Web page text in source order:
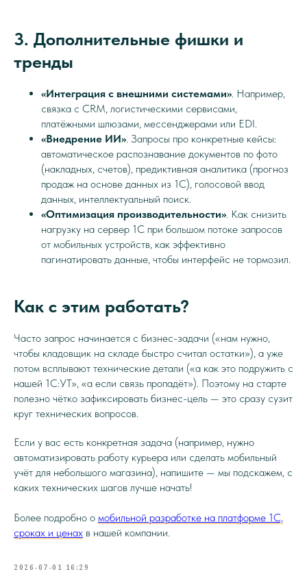
3. Дополнительные фишки и
тренды
«Интеграция с внешними системами». Например,
связка с CRM, логистическими сервисами,
платёжными шлюзами, мессенджерами или EDI.
«Внедрение ИИ». Запросы про конкретные кейсы:
автоматическое распознавание документов по фото
(накладных, счетов), предиктивная аналитика (прогноз
продаж на основе данных из 1С), голосовой ввод
данных, интеллектуальный поиск.
«Оптимизация производительности». Как снизить
нагрузку на сервер 1С при большом потоке запросов
от мобильных устройств, как эффективно
пагинатировать данные, чтобы интерфейс не тормозил.
Как с этим работать?
Часто запрос начинается с бизнес-задачи («нам нужно,
чтобы кладовщик на складе быстро считал остатки»), а уже
потом всплывают технические детали («а как это подружить с
нашей 1С:УТ», «а если связь пропадёт»). Поэтому на старте
полезно чётко зафиксировать бизнес-цель — это сразу сузит
круг технических вопросов.
Если у вас есть конкретная задача (например, нужно
автоматизировать работу курьера или сделать мобильный
учёт для небольшого магазина), напишите — мы подскажем, с
каких технических шагов лучше начать!
Более подробно о мобильной разработке на платформе 1С,
сроках и ценах в нашей компании.
2026-07-01 16:29